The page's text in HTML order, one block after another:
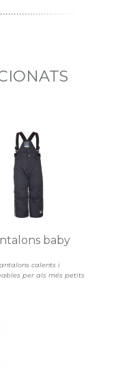
calents i
per als més petits
baby